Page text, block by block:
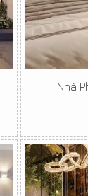
Nhà